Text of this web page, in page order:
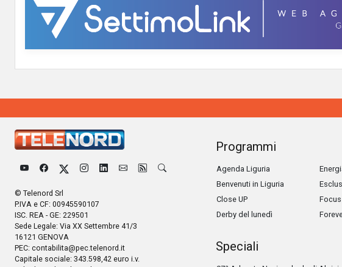
© Telenord Srl
P.IVA e CF: 00945590107
ISC. REA - GE: 229501
Sede Legale: Via XX Settembre 41/3
16121 GENOVA
PEC: contabilita@pec.telenord.it
Capitale sociale: 343.598,42 euro i.v.
Programmi
Agenda Liguria
Benvenuti in Liguria
Close UP
Derby del lunedì
Focus
Speciali